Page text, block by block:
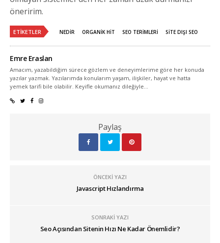
öneririm.
ETIKETLER NEDIR ORGANIK HIT SEO TERIMLERI SITE DIŞI SEO
Emre Eraslan
Amacım, yazabildiğim sürece gözlem ve deneyimlerime göre her konuda
yazılar yazmak. Yazılarımda konularım yaşam, ilişkiler, hayat ve hatta
yemek tarifi bile olabilir. Keyifle okumanız dileğiyle...
Paylaş
ÖNCEKI YAZI
Javascript Hızlandırma
SONRAKI YAZI
Seo Açısından Sitenin Hızı Ne Kadar Önemlidir?